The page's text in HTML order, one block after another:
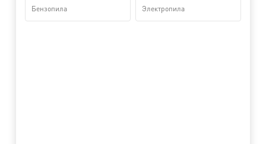
Бензопила Электропила